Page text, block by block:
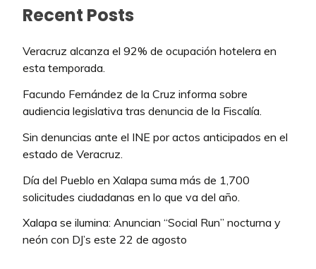
Recent Posts
Veracruz alcanza el 92% de ocupación hotelera en
esta temporada.
Facundo Fernández de la Cruz informa sobre
audiencia legislativa tras denuncia de la Fiscalía.
Sin denuncias ante el INE por actos anticipados en el
estado de Veracruz.
Día del Pueblo en Xalapa suma más de 1,700
solicitudes ciudadanas en lo que va del año.
Xalapa se ilumina: Anuncian “Social Run” nocturna y
neón con DJ’s este 22 de agosto